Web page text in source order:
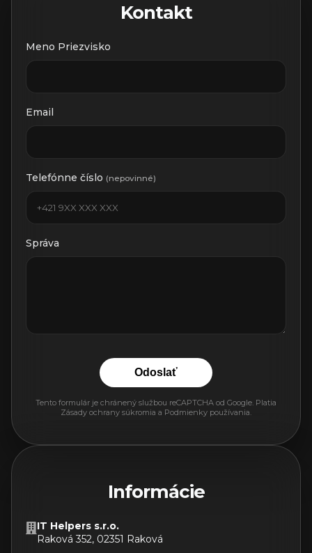
Kontakt
Meno Priezvisko
Email
Telefónne číslo (nepovinné)
Správa
Odoslať
Tento formulár je chránený službou reCAPTCHA od Google. Platia
Zásady ochrany súkromia a Podmienky používania.
Informácie
IT Helpers s.r.o.
Raková 352, 02351 Raková